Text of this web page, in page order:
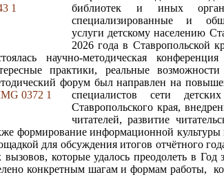
библиотек и иных
специализированные и
услуги детскому населению
2026 года в Ставропольской
научно-методическая
практики, реальные
форум был направлен на
специалистов сети
Ставропольского края,
читателей, развитие
формирование информационной
для обсуждения итогов отчётного
вызовов, которые удалось преодолеть в
конкретным шагам и формам работы,